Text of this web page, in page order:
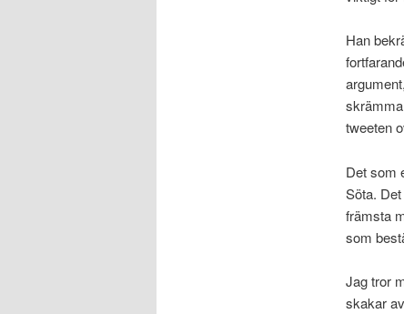
Han
tweeten
Det som
Söta.
främsta
som
Jag tror
skakar